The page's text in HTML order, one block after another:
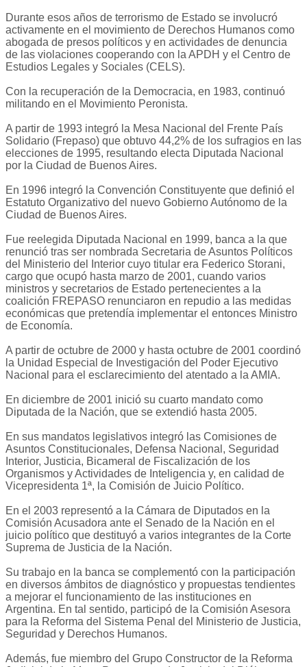
Durante esos años de terrorismo de Estado se involucró
activamente en el movimiento de Derechos Humanos como
abogada de presos políticos y en actividades de denuncia
de las violaciones cooperando con la APDH y el Centro de
Estudios Legales y Sociales (CELS).
Con la recuperación de la Democracia, en 1983, continuó
militando en el Movimiento Peronista.
A partir de 1993 integró la Mesa Nacional del Frente País
Solidario (Frepaso) que obtuvo 44,2% de los sufragios en las
elecciones de 1995, resultando electa Diputada Nacional
por la Ciudad de Buenos Aires.
En 1996 integró la Convención Constituyente que definió el
Estatuto Organizativo del nuevo Gobierno Autónomo de la
Ciudad de Buenos Aires.
Fue reelegida Diputada Nacional en 1999, banca a la que
renunció tras ser nombrada Secretaria de Asuntos Políticos
del Ministerio del Interior cuyo titular era Federico Storani,
cargo que ocupó hasta marzo de 2001, cuando varios
ministros y secretarios de Estado pertenecientes a la
coalición FREPASO renunciaron en repudio a las medidas
económicas que pretendía implementar el entonces Ministro
de Economía.
A partir de octubre de 2000 y hasta octubre de 2001 coordinó
la Unidad Especial de Investigación del Poder Ejecutivo
Nacional para el esclarecimiento del atentado a la AMIA.
En diciembre de 2001 inició su cuarto mandato como
Diputada de la Nación, que se extendió hasta 2005.
En sus mandatos legislativos integró las Comisiones de
Asuntos Constitucionales, Defensa Nacional, Seguridad
Interior, Justicia, Bicameral de Fiscalización de los
Organismos y Actividades de Inteligencia y, en calidad de
Vicepresidenta 1ª, la Comisión de Juicio Político.
En el 2003 representó a la Cámara de Diputados en la
Comisión Acusadora ante el Senado de la Nación en el
juicio político que destituyó a varios integrantes de la Corte
Suprema de Justicia de la Nación.
Su trabajo en la banca se complementó con la participación
en diversos ámbitos de diagnóstico y propuestas tendientes
a mejorar el funcionamiento de las instituciones en
Argentina. En tal sentido, participó de la Comisión Asesora
para la Reforma del Sistema Penal del Ministerio de Justicia,
Seguridad y Derechos Humanos.
Además, fue miembro del Grupo Constructor de la Reforma